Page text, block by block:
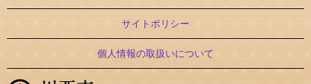
サイトポリシー
個人情報の取扱いについて